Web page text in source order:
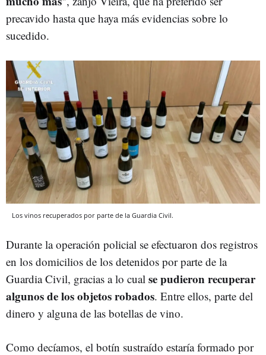
precavido hasta que haya más evidencias sobre lo
sucedido.
Los vinos recuperados por parte de la Guardia Civil.
Durante la operación policial se efectuaron dos registros
en los domicilios de los detenidos por parte de la
Guardia Civil, gracias a lo cual se pudieron recuperar
algunos de los objetos robados. Entre ellos, parte del
dinero y alguna de las botellas de vino.
Como decíamos, el botín sustraído estaría formado por